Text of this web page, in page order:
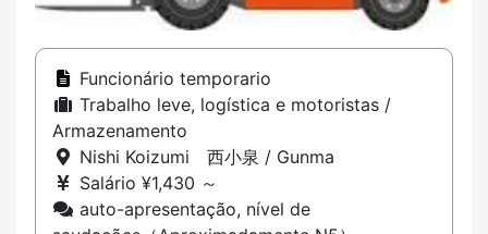
Funcionário temporario
Trabalho leve, logística e motoristas /
Armazenamento
Nishi Koizumi 西小泉 / Gunma
Salário ¥1,430 ～
auto-apresentação, nível de